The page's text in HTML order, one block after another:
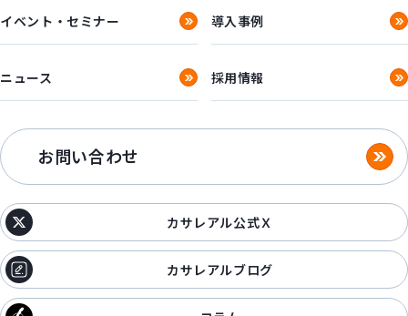
イベント・セミナー 導入事例
ニュース 採用情報
お問い合わせ
カサレアル公式Ｘ
カサレアルブログ